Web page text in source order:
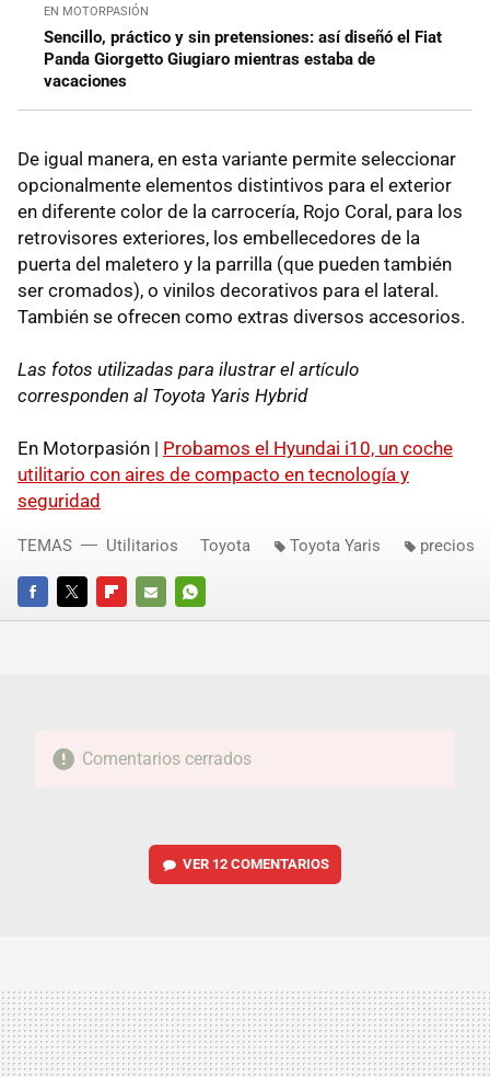
EN MOTORPASIÓN
Sencillo, práctico y sin pretensiones: así diseñó el Fiat
Panda Giorgetto Giugiaro mientras estaba de
vacaciones
De igual manera, en esta variante permite seleccionar
opcionalmente elementos distintivos para el exterior
en diferente color de la carrocería, Rojo Coral, para los
retrovisores exteriores, los embellecedores de la
puerta del maletero y la parrilla (que pueden también
ser cromados), o vinilos decorativos para el lateral.
También se ofrecen como extras diversos accesorios.
Las fotos utilizadas para ilustrar el artículo
corresponden al Toyota Yaris Hybrid
En Motorpasión | Probamos el Hyundai i10, un coche
utilitario con aires de compacto en tecnología y
seguridad
FACEBOOKTWITTERFLIPBOARD
E-
WHATSAPP
TEMAS Utilitarios Toyota Toyota Yaris precios
Comentarios cerrados
VER 12 COMENTARIOS